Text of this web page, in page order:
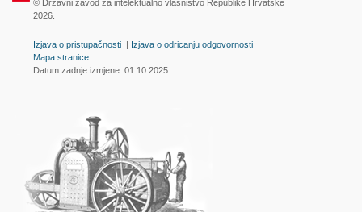
© Državni zavod za intelektualno vlasništvo Republike Hrvatske
2026.
Izjava o pristupačnosti | Izjava o odricanju odgovornosti
Mapa stranice
Datum zadnje izmjene: 01.10.2025